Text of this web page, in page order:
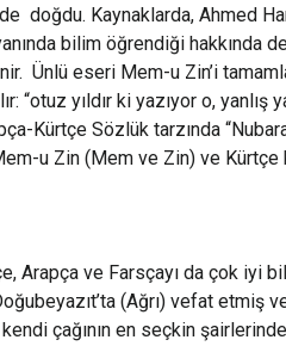
doğdu. Kaynaklarda, Ahmed
bilim öğrendiği hakkında
Ünlü eseri Mem-u Zin’i
“otuz yıldır ki yazıyor o, yanlış
Kürtçe Sözlük tarzında
u Zin (Mem ve Zin) ve Kürtçe
Arapça ve Farsçayı da çok iyi
(Ağrı) vefat
kendi çağının en seçkin